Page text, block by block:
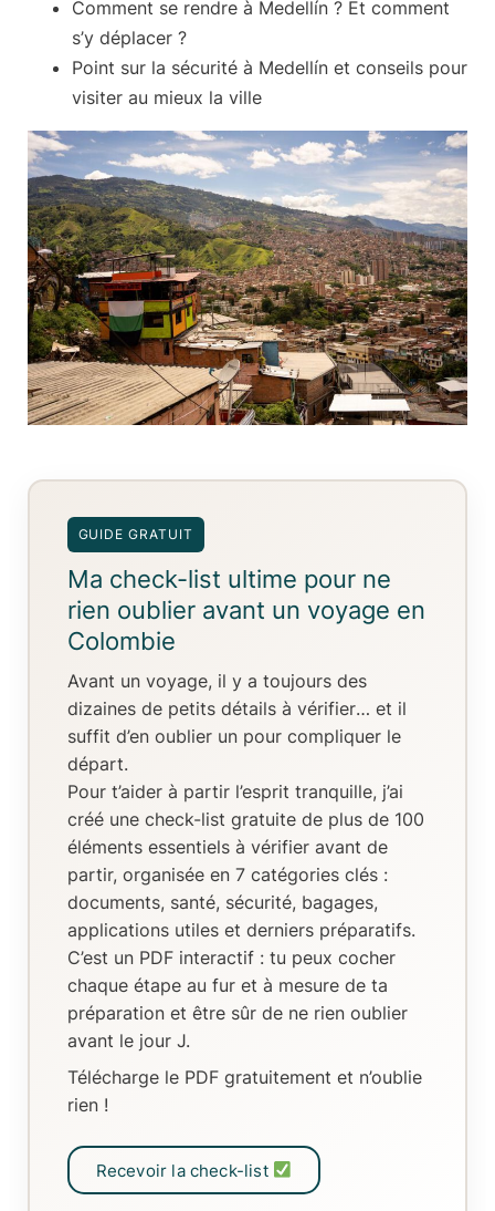
Comment se rendre à Medellín ? Et comment
s’y déplacer ?
Point sur la sécurité à Medellín et conseils pour
visiter au mieux la ville
GUIDE GRATUIT
Ma check-list ultime pour ne
rien oublier avant un voyage en
Colombie
Avant un voyage, il y a toujours des
dizaines de petits détails à vérifier… et il
suffit d’en oublier un pour compliquer le
départ.
Pour t’aider à partir l’esprit tranquille, j’ai
créé une check-list gratuite de plus de 100
éléments essentielsà vérifier avant de
partir, organisée en 7 catégories clés:
documents, santé, sécurité, bagages,
applications utiles et derniers préparatifs.
C’est un PDF interactif: tu peux cocher
chaque étape au fur et à mesure de ta
préparationet être sûr de ne rien oublier
avant le jour J.
Télécharge le PDF gratuitement et n’oublie
rien !
Recevoir la check-list